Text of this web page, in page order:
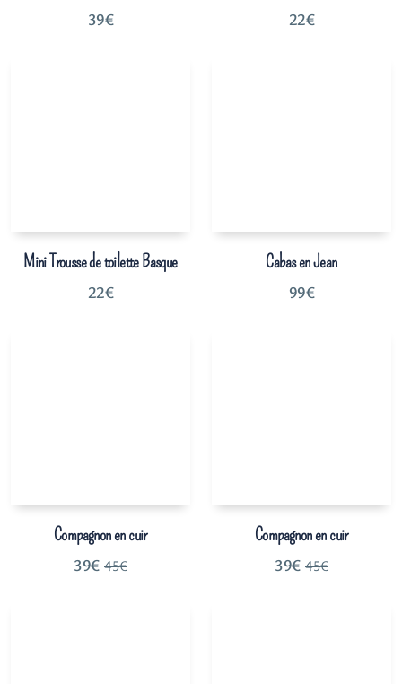
39€ 22€
Mini Trousse de toilette Basque
22€
Cabas en Jean
99€
Compagnon en cuir
39€ 45€
Compagnon en cuir
39€ 45€